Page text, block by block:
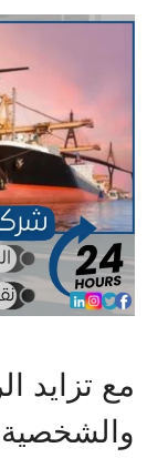
مع تزايد
والشخصية